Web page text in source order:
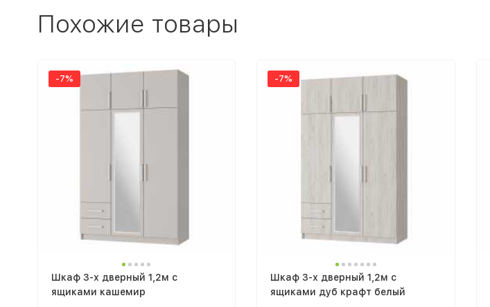
Похожие товары
-7%
Шкаф 3-х дверный 1,2м с
ящиками кашемир
-7%
Шкаф 3-х дверный 1,2м с
ящиками дуб крафт белый